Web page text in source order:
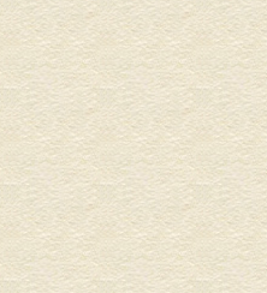
水回りリフォーム